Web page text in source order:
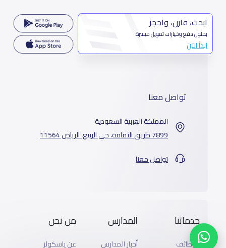
ابحث، قارن، واحجز
بحلول دفع وخيارات تمويل ميسرة
ابدأ الآن
تواصل معنا
المملكة العربية السعودية
7899 طريق الثمامة، حي الربيع، الرياض 11564
تواصل معنا
خدماتنا
الوظائف
المدارس
أخبار المدارس
من نحن
عن ياسكولز